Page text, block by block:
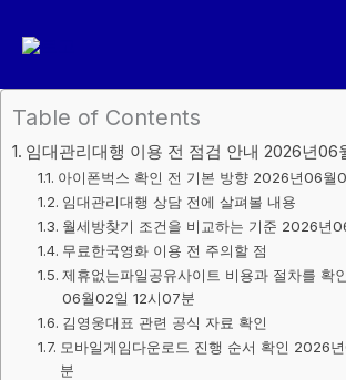
너
Table of Contents
임대관리대행 이용 전 점검 안내 2026년06
아이폰벅스 확인 전 기본 방향 2026년06월
임대관리대행 상담 전에 살펴볼 내용
월세방찾기 조건을 비교하는 기준 2026년
무료한국영화 이용 전 주의할 점
제휴없는파일공유사이트 비용과 절차를 확
06월02일 12시07분
김영웅대표 관련 공식 자료 확인
모바일게임다운로드 진행 순서 확인 2026
분